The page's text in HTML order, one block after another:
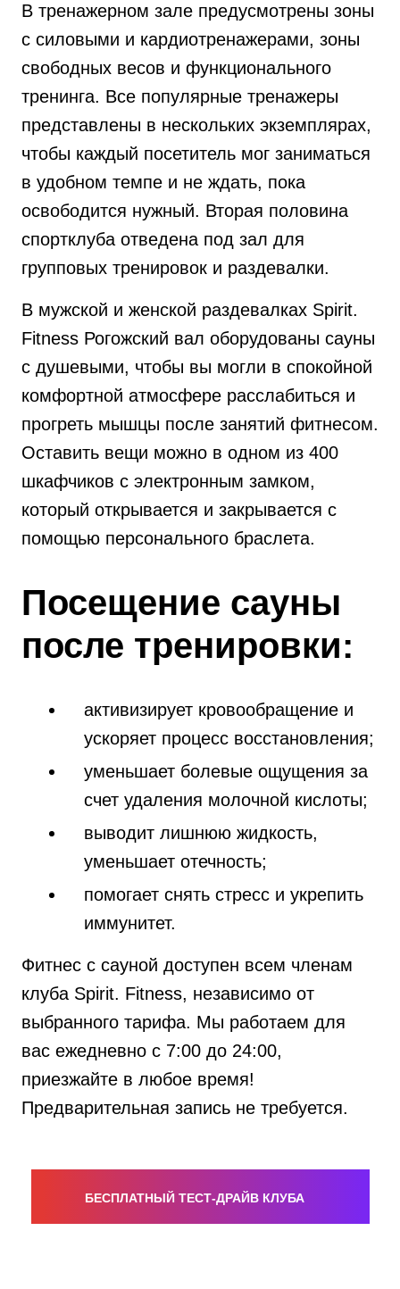
В тренажерном зале предусмотрены зоны
с силовыми и кардиотренажерами, зоны
свободных весов и функционального
тренинга. Все популярные тренажеры
представлены в нескольких экземплярах,
чтобы каждый посетитель мог заниматься
в удобном темпе и не ждать, пока
освободится нужный. Вторая половина
спортклуба отведена под зал для
групповых тренировок и раздевалки.
В мужской и женской раздевалках Spirit.
Fitness Рогожский вал оборудованы сауны
с душевыми, чтобы вы могли в спокойной
комфортной атмосфере расслабиться и
прогреть мышцы после занятий фитнесом.
Оставить вещи можно в одном из 400
шкафчиков с электронным замком,
который открывается и закрывается с
помощью персонального браслета.
Посещение сауны
после тренировки:
активизирует кровообращение и
ускоряет процесс восстановления;
уменьшает болевые ощущения за
счет удаления молочной кислоты;
выводит лишнюю жидкость,
уменьшает отечность;
помогает снять стресс и укрепить
иммунитет.
Фитнес с сауной доступен всем членам
клуба Spirit. Fitness, независимо от
выбранного тарифа. Мы работаем для
вас ежедневно с 7:00 до 24:00,
приезжайте в любое время!
Предварительная запись не требуется.
БЕСПЛАТНЫЙ ТЕСТ-ДРАЙВ КЛУБА